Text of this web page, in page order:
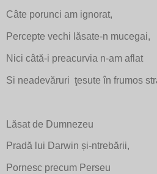
Câte porunci am ignorat,
Percepte vechi lăsate-n mucegai,
Nici câtă-i preacurvia n-am aflat
Si neadevăruri ţesute în frumos
Lăsat de Dumnezeu
Pradă lui Darwin și-ntrebării,
Pornesc precum Perseu